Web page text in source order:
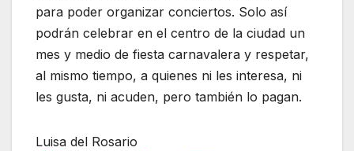
para poder organizar conciertos. Solo así
podrán celebrar en el centro de la ciudad un
mes y medio de fiesta carnavalera y respetar,
al mismo tiempo, a quienes ni les interesa, ni
les gusta, ni acuden, pero también lo pagan.
Luisa del Rosario